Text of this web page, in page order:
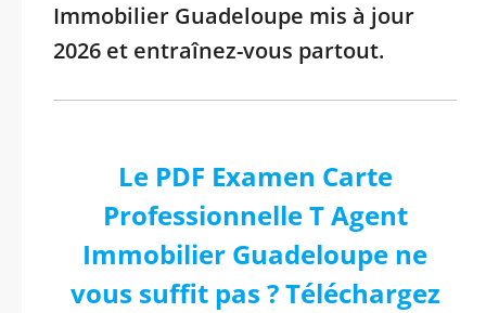
Immobilier Guadeloupe mis à jour
2026 et entraînez-vous partout.
Le PDF Examen Carte
Professionnelle T Agent
Immobilier Guadeloupe ne
vous suffit pas ? Téléchargez